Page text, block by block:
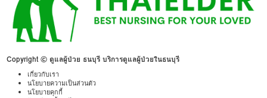
Copyright © ดูแลผู้ป่วย ธนบุรี บริการดูแลผู้ป่วยในธนบุรี
เกี่ยวกับเรา
นโยบายความเป็นส่วนตัว
นโยบายคุกกี้